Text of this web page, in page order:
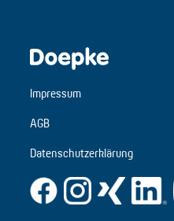
Impressum
AGB
Datenschutzerklärung